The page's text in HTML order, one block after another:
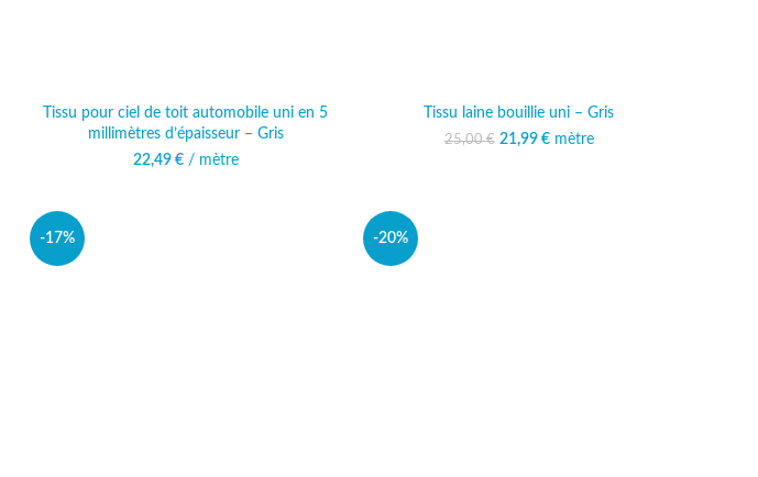
Tissu pour ciel de toit automobile uni en 5
millimètres d’épaisseur – Gris
22,49 €/ mètre
Tissu laine bouillie uni – Gris
25,00€
Le prix initial était :
21,99 € Le prix actuel est :
mètre
-17% -20%